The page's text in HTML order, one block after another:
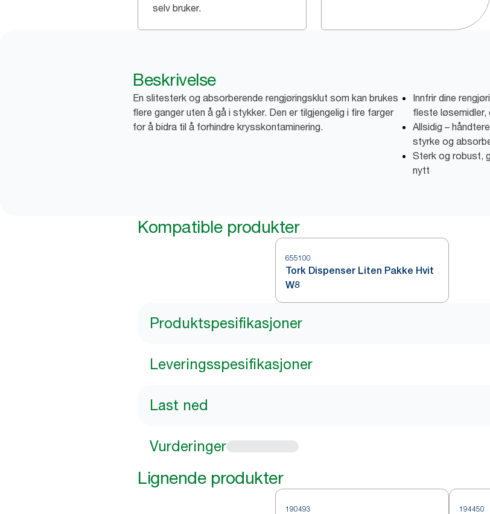
selv bruker.
Beskrivelse
En slitesterk og absorberende rengjøringsklut som kan brukes
flere ganger uten å gå i stykker. Den er tilgjengelig i fire farger
for å bidra til å forhindre krysskontaminering.
Innfrir dine
fleste løsemidler,
Allsidig –
styrke og
Sterk og robust,
nytt
Kompatible produkter
655100
Tork Dispenser Liten Pakke Hvit
W8
Produktspesifikasjoner
Leveringsspesifikasjoner
Last ned
Vurderinger
Lignende produkter
190493 194450